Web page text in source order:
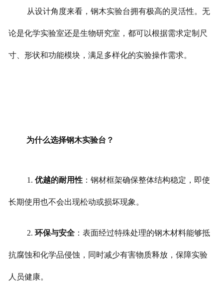
从设计角度来看，钢木实验台拥有极高的灵活性。无
论是化学实验室还是生物研究室，都可以根据需求定制尺
寸、形状和功能模块，满足多样化的实验操作需求。
为什么选择钢木实验台？
1. 优越的耐用性：钢材框架确保整体结构稳定，即使
长期使用也不会出现松动或损坏现象。
2. 环保与安全：表面经过特殊处理的钢木材料能够抵
抗腐蚀和化学品侵蚀，同时减少有害物质释放，保障实验
人员健康。